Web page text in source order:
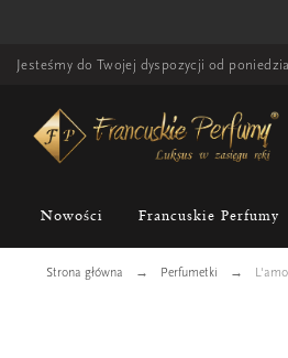
Jesteśmy do Twojej dyspozycji od
Nowości Francuskie Perfumy
Strona główna Perfumetki